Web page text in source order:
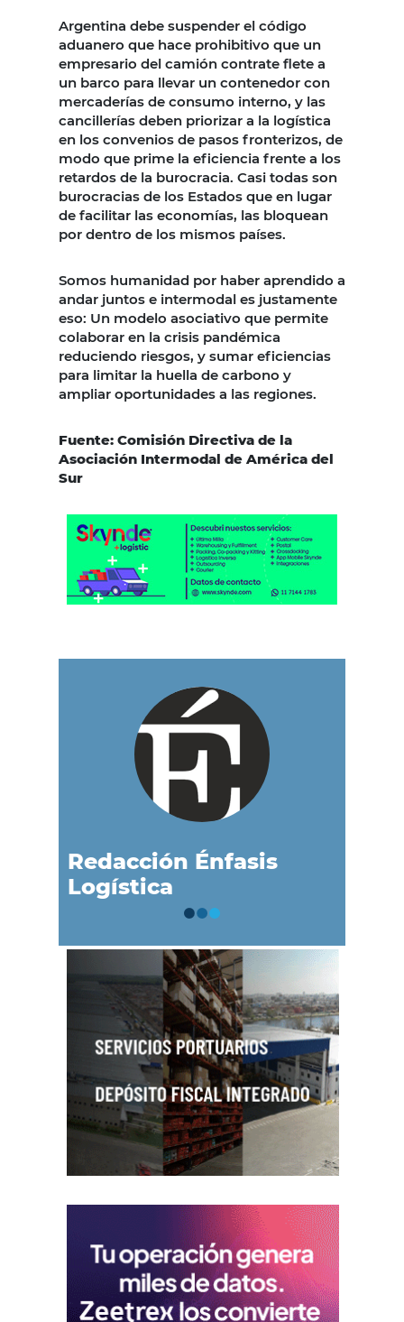
Argentina debe suspender el código
aduanero que hace prohibitivo que un
empresario del camión contrate flete a
un barco para llevar un contenedor con
mercaderías de consumo interno, y las
cancillerías deben priorizar a la logística
en los convenios de pasos fronterizos, de
modo que prime la eficiencia frente a los
retardos de la burocracia. Casi todas son
burocracias de los Estados que en lugar
de facilitar las economías, las bloquean
por dentro de los mismos países.
Somos humanidad por haber aprendido a
andar juntos e intermodal es justamente
eso: Un modelo asociativo que permite
colaborar en la crisis pandémica
reduciendo riesgos, y sumar eficiencias
para limitar la huella de carbono y
ampliar oportunidades a las regiones.
Fuente: Comisión Directiva de la
Asociación Intermodal de América del
Sur
Redacción Énfasis
Logística